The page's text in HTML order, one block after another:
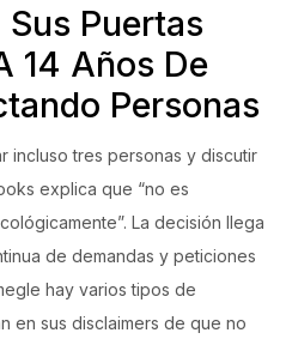
Puertas
14 Años De
Personas
incluso tres personas y discutir
explica que “no es
La decisión llega
de demandas y peticiones
hay varios tipos de
en sus disclaimers de que no